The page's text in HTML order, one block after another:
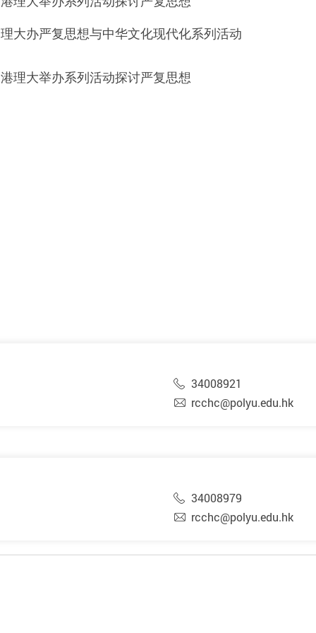
理大办严复思想与中华文化现代化系列活动
港理大举办系列活动探讨严复思想
34008921
rcchc@polyu.edu.hk
34008979
rcchc@polyu.edu.hk